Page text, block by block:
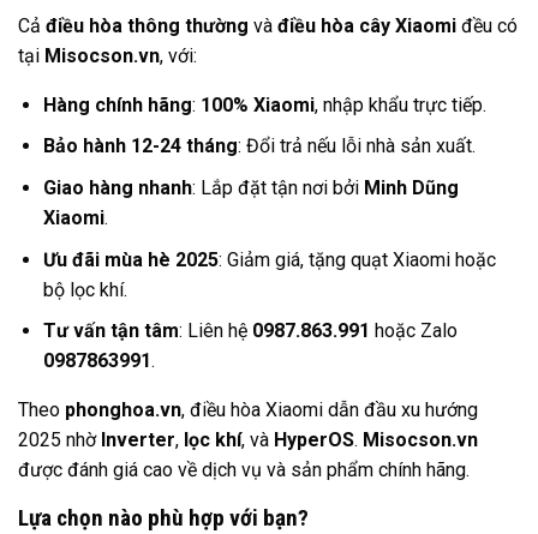
Cả điều hòa thông thường và điều hòa cây Xiaomi đều có
tại Misocson.vn, với:
Hàng chính hãng: 100% Xiaomi, nhập khẩu trực tiếp.
Bảo hành 12-24 tháng: Đổi trả nếu lỗi nhà sản xuất.
Giao hàng nhanh: Lắp đặt tận nơi bởi Minh Dũng
Xiaomi.
Ưu đãi mùa hè 2025: Giảm giá, tặng quạt Xiaomi hoặc
bộ lọc khí.
Tư vấn tận tâm: Liên hệ 0987.863.991 hoặc Zalo
0987863991.
Theo phonghoa.vn, điều hòa Xiaomi dẫn đầu xu hướng
2025 nhờ Inverter, lọc khí, và HyperOS. Misocson.vn
được đánh giá cao về dịch vụ và sản phẩm chính hãng.
Lựa chọn nào phù hợp với bạn?